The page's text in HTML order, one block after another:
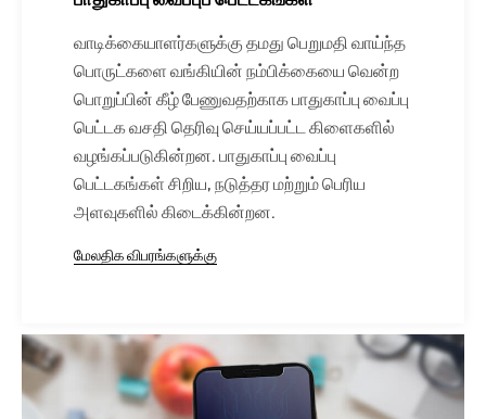
வாடிக்கையாளர்களுக்கு தமது பெறுமதி வாய்ந்த
பொருட்களை வங்கியின் நம்பிக்கையை வென்ற
பொறுப்பின் கீழ் பேணுவதற்காக பாதுகாப்பு வைப்பு
பெட்டக வசதி தெரிவு செய்யப்பட்ட கிளைகளில்
வழங்கப்படுகின்றன. பாதுகாப்பு வைப்பு
பெட்டகங்கள் சிறிய, நடுத்தர மற்றும் பெரிய
அளவுகளில் கிடைக்கின்றன.
மேலதிக விபரங்களுக்கு